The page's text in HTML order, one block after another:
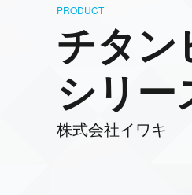
PRODUCT
チタ
シリー
株式会社イワキ